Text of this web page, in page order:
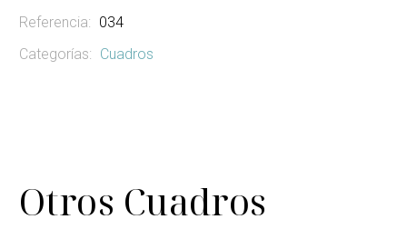
Referencia: 034
Categorías: Cuadros
Otros Cuadros